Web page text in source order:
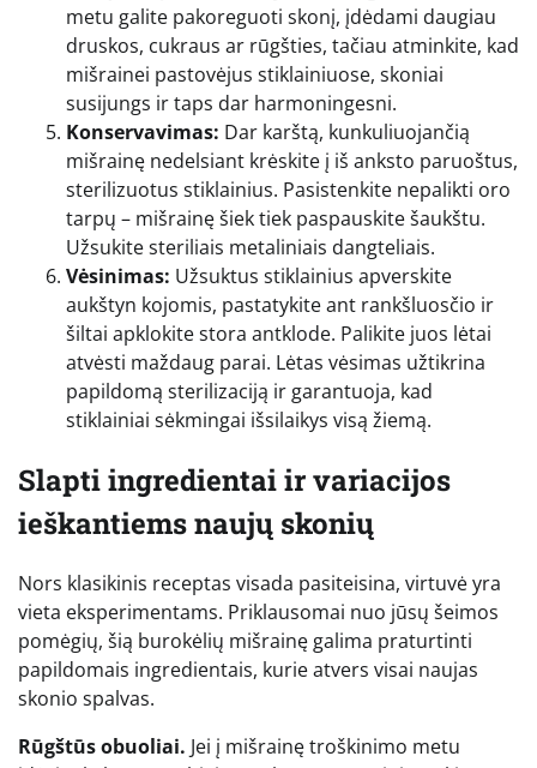
metu galite pakoreguoti skonį, įdėdami daugiau
druskos, cukraus ar rūgšties, tačiau atminkite, kad
mišrainei pastovėjus stiklainiuose, skoniai
susijungs ir taps dar harmoningesni.
Konservavimas: Dar karštą, kunkuliuojančią
mišrainę nedelsiant krėskite į iš anksto paruoštus,
sterilizuotus stiklainius. Pasistenkite nepalikti oro
tarpų – mišrainę šiek tiek paspauskite šaukštu.
Užsukite steriliais metaliniais dangteliais.
Vėsinimas: Užsuktus stiklainius apverskite
aukštyn kojomis, pastatykite ant rankšluosčio ir
šiltai apklokite stora antklode. Palikite juos lėtai
atvėsti maždaug parai. Lėtas vėsimas užtikrina
papildomą sterilizaciją ir garantuoja, kad
stiklainiai sėkmingai išsilaikys visą žiemą.
Slapti ingredientai ir variacijos
ieškantiems naujų skonių
Nors klasikinis receptas visada pasiteisina, virtuvė yra
vieta eksperimentams. Priklausomai nuo jūsų šeimos
pomėgių, šią burokėlių mišrainę galima praturtinti
papildomais ingredientais, kurie atvers visai naujas
skonio spalvas.
Rūgštūs obuoliai. Jei į mišrainę troškinimo metu